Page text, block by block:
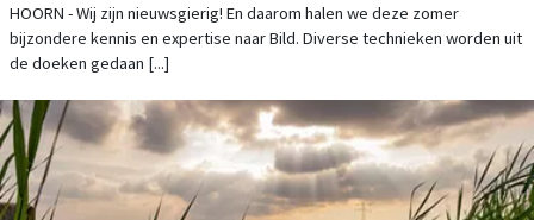
HOORN - Wij zijn nieuwsgierig! En daarom halen we deze zomer
bijzondere kennis en expertise naar Bild. Diverse technieken worden uit
de doeken gedaan [...]